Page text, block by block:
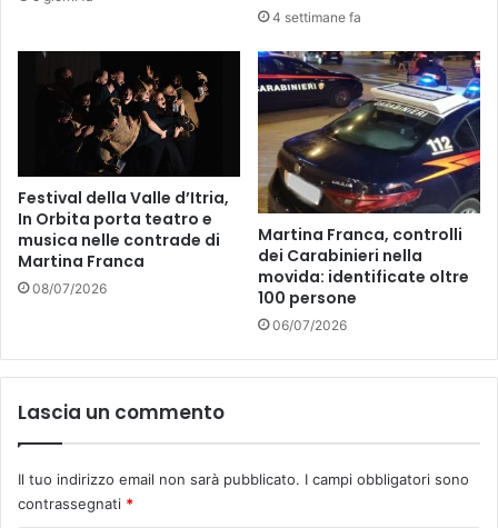
4 settimane fa
Festival della Valle d’Itria,
In Orbita porta teatro e
musica nelle contrade di
Martina Franca
08/07/2026
Martina Franca, controlli
dei Carabinieri nella
movida: identificate oltre
100 persone
06/07/2026
Lascia un commento
Il tuo indirizzo email non sarà pubblicato. I campi obbligatori sono
contrassegnati *